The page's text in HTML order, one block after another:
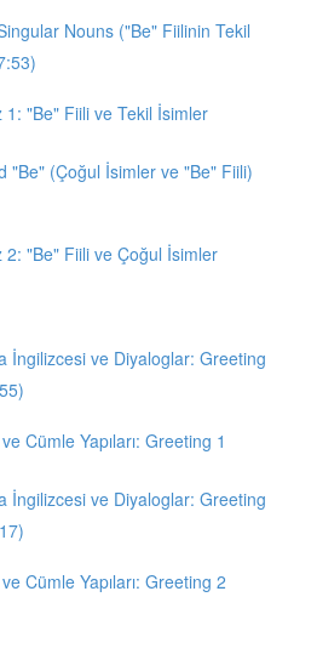
Nouns ("Be" Fiilinin Tekil
1: "Be" Fiili ve Tekil İsimler
"Be" (Çoğul İsimler ve "Be" Fiili)
2: "Be" Fiili ve Çoğul İsimler
İngilizcesi ve Diyaloglar: Greeting
Cümle Yapıları: Greeting 1
İngilizcesi ve Diyaloglar: Greeting
Cümle Yapıları: Greeting 2